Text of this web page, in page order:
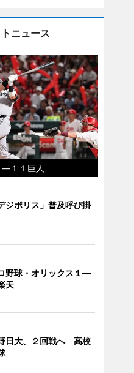
ニュース
―１１巨人
ジポリス」普及呼び掛
野球・オリックス１―
天
日大、２回戦へ 高校